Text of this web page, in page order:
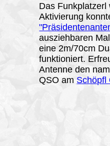
Das Funkplatzerl
Aktivierung
ausziehbaren
eine 2m/70cm
funktioniert.
Antenne den
QSO am Schöpfl